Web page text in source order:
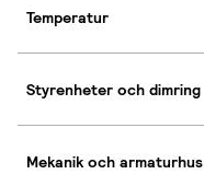
Temperatur
Styrenheter och dimring
Mekanik och armaturhus